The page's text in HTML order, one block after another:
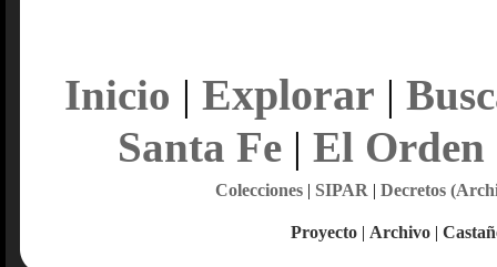
Inicio | Explorar |
Santa Fe| El Orden
Colecciones| SIPAR | Decretos
Proyecto | Archivo |